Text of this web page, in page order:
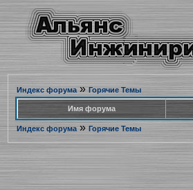
Индекс форума» Горячие Темы
Имя форума
Индекс форума» Горячие Темы